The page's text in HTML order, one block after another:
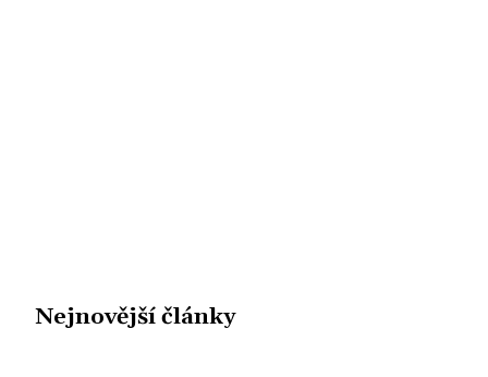
Nejnovější články